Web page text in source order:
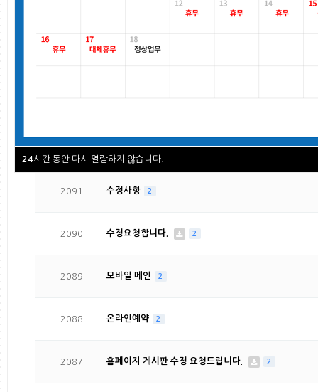
24시간 동안 다시 열람하지 않습니다.
2092 모바일 1
2091 수정사항 2
2090 수정요청합니다. 2
2089 모바일 메인 2
2088 온라인예약 2
2087 홈페이지 게시판 수정 요청드립니다. 2